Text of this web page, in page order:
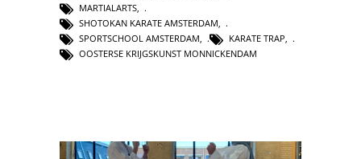
MARTIALARTS,
SHOTOKAN KARATE AMSTERDAM,
SPORTSCHOOL AMSTERDAM, KARATE TRAP,
OOSTERSE KRIJGSKUNST MONNICKENDAM